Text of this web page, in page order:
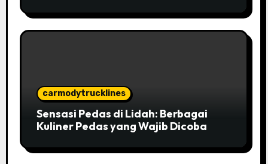
carmodytrucklines
Sensasi Pedas di Lidah: Berbagai
Kuliner Pedas yang Wajib Dicoba